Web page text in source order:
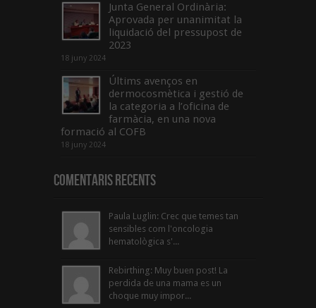
Junta General Ordinària:
Aprovada per unanimitat la
liquidació del pressupost de
2023
18 juny 2024
Últims avenços en
dermocosmètica i gestió de
la categoria a l’oficina de
farmàcia, en una nova
formació al COFB
18 juny 2024
Comentaris Recents
Paula Luglin: Crec que temes tan
sensibles com l'oncologia
hematològica s'...
Rebirthing: Muy buen post! La
perdida de una mama es un
choque muy impor...